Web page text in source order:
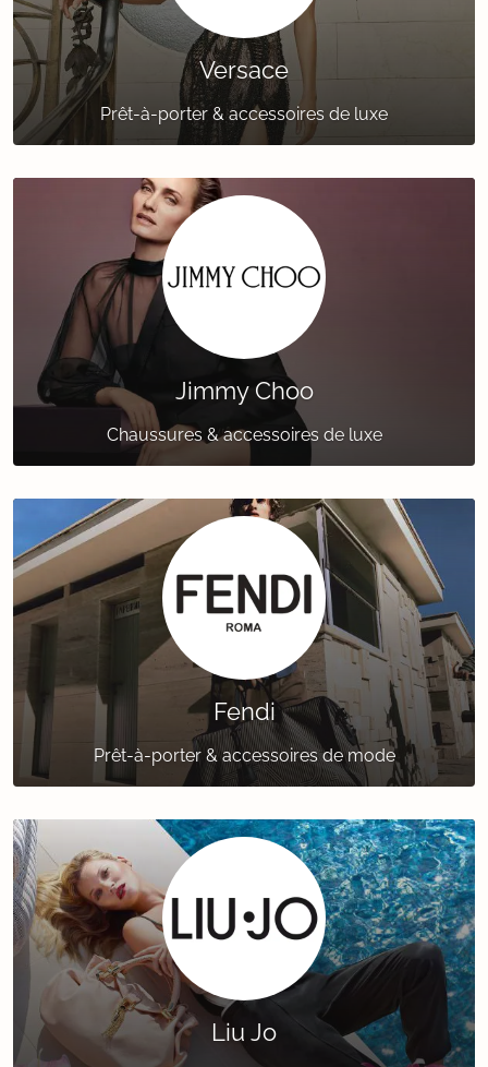
Versace
Prêt-à-porter & accessoires de luxe
Jimmy Choo
Chaussures & accessoires de luxe
Fendi
Prêt-à-porter & accessoires de mode
Liu Jo